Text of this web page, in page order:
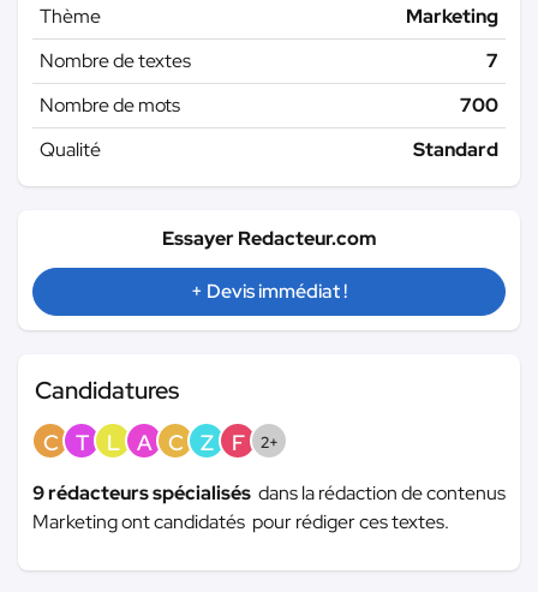
Thème
Marketing
Nombre de textes
7
Nombre de mots
700
Qualité
Standard
Essayer Redacteur.com
+ Devis immédiat !
Candidatures
C T L A C Z F 2+
9 rédacteurs spécialisés dans la rédaction de contenus
Marketing ont candidatés pour rédiger ces textes.